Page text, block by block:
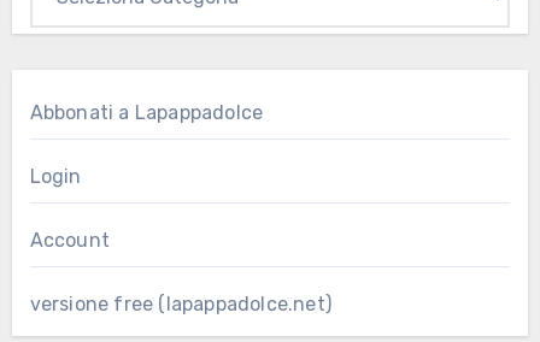
Abbonati a Lapappadolce
Login
Account
versione free (lapappadolce.net)